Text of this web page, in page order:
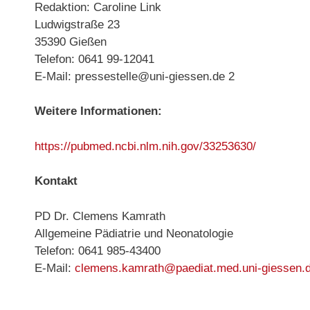
Redaktion: Caroline Link
Ludwigstraße 23
35390 Gießen
Telefon: 0641 99-12041
E-Mail: pressestelle@uni-giessen.de 2
Weitere Informationen:
https://pubmed.ncbi.nlm.nih.gov/33253630/
Kontakt
PD Dr. Clemens Kamrath
Allgemeine Pädiatrie und Neonatologie
Telefon: 0641 985-43400
E-Mail: clemens.kamrath@paediat.med.uni-